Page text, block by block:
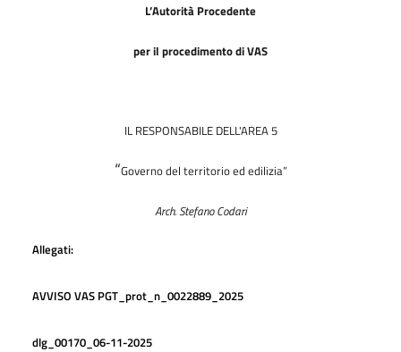
L’Autorità Procedente
per il procedimento di VAS
IL RESPONSABILE DELL'AREA 5
“Governo del territorio ed edilizia”
Arch. Stefano Codari
Allegati:
AVVISO VAS PGT_prot_n_0022889_2025
dlg_00170_06-11-2025